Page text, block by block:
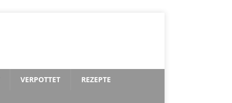
VERPOTTET REZEPTE